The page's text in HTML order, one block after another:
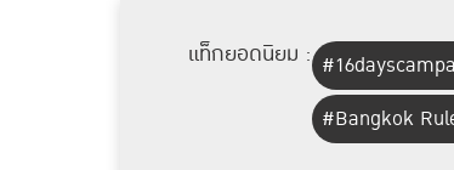
แท็กยอดนิยม :
#Bangkok